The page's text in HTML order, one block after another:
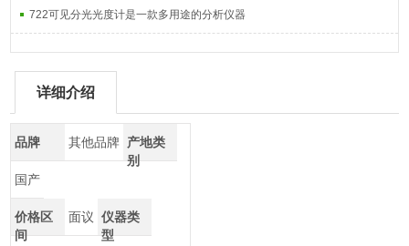
722可见分光光度计是一款多用途的分析仪器
详细介绍
品牌 其他品牌
产地类
别
国产
价格区
间
面议 仪器类
型